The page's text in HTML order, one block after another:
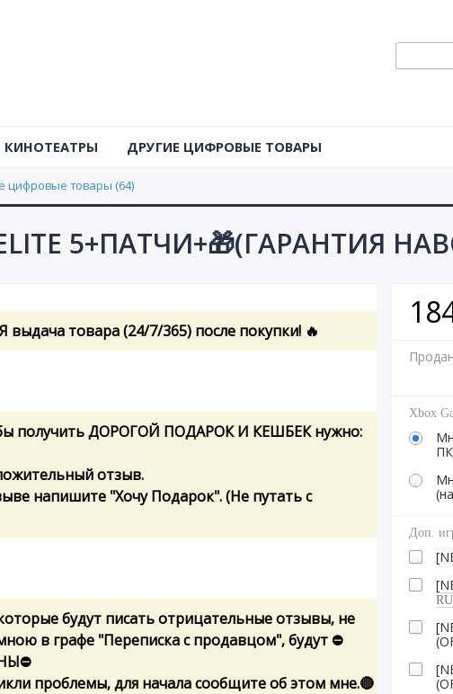
ДРУГИЕ ЦИФРОВЫЕ ТОВАРЫ
цифровые товары (64)
ELITE 5+ПАТЧИ+🎁(ГАРАНТИЯ
Xbox
Доп.
товара (24/7/365) после покупки! 🔥
получить ДОРОГОЙ ПОДАРОК И КЕШБЕК нужно:
отзыв.
напишите "Хочу Подарок". (Не путать с
будут писать отрицательные отзывы, не
в графе "Переписка с продавцом", будут ⛔
проблемы, для начала сообщите об этом мне.🔴